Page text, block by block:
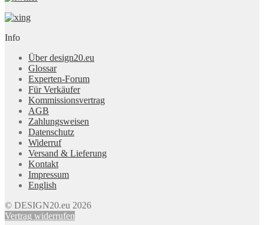
Info
Über design20.eu
Glossar
Experten-Forum
Für Verkäufer
Kommissionsvertrag
AGB
Zahlungsweisen
Datenschutz
Widerruf
Versand & Lieferung
Kontakt
Impressum
English
© DESIGN20.eu 2026
Vertrag widerrufen